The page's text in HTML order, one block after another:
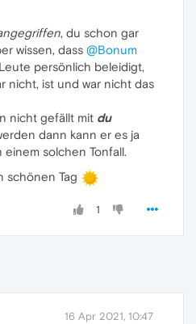
, du schon gar
wissen, dass @Bonum
persönlich beleidigt,
nicht, ist und war nicht das
nicht gefällt mit du
dann kann er es ja
solchen Tonfall.
schönen Tag
1
16 Apr 2021, 10:47